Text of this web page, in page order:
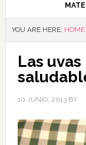
YOU ARE HERE: HOME
Las
10 JUNIO, 2013BY